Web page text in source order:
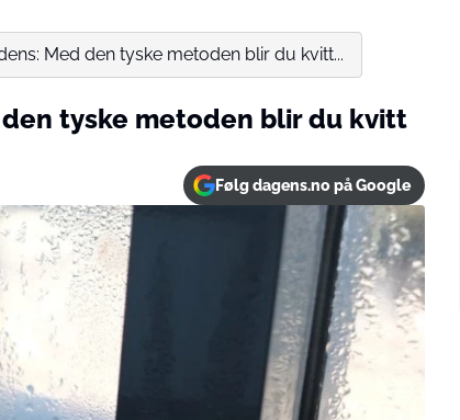
Med den tyske metoden blir du kvitt...
tyske metoden blir du kvitt
Følg dagens.no på Google